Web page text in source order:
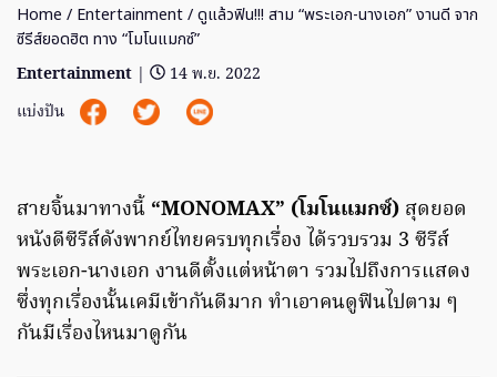
Home / Entertainment/ ดูแล้วฟิน!!! สาม “พระเอก-นางเอก” งานดี จาก
ซีรีส์ยอดฮิต ทาง “โมโนแมกซ์”
Entertainment |
14 พ.ย. 2022
แบ่งปัน
สายจิ้นมาทางนี้ “MONOMAX” (โมโนแมกซ์) สุดยอด
หนังดีซีรีส์ดังพากย์ไทยครบทุกเรื่อง ได้รวบรวม 3 ซีรีส์
พระเอก-นางเอก งานดีตั้งแต่หน้าตา รวมไปถึงการแสดง
ซึ่งทุกเรื่องนั้นเคมีเข้ากันดีมาก ทำเอาคนดูฟินไปตาม ๆ
กันมีเรื่องไหนมาดูกัน